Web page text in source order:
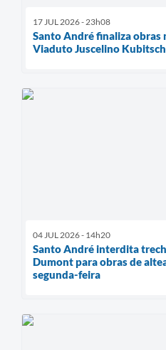
17 JUL 2026 - 23h08
Santo André finaliza obras
Viaduto Juscelino
04 JUL 2026 - 14h20
Santo André interdita
Dumont para obras de
segunda-feira